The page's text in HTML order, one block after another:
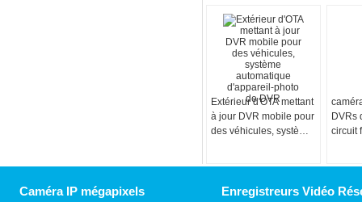
Extérieur d'OTA mettant
à jour DVR mobile pour
des véhicules, système
DVRs
circuit
Caméra IP mégapixels Enregistreurs Vidéo